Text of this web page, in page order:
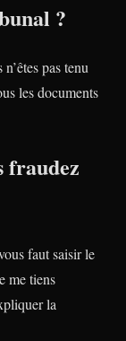
?
pas tenu
les documents
fraudez
faut saisir le
me tiens
la